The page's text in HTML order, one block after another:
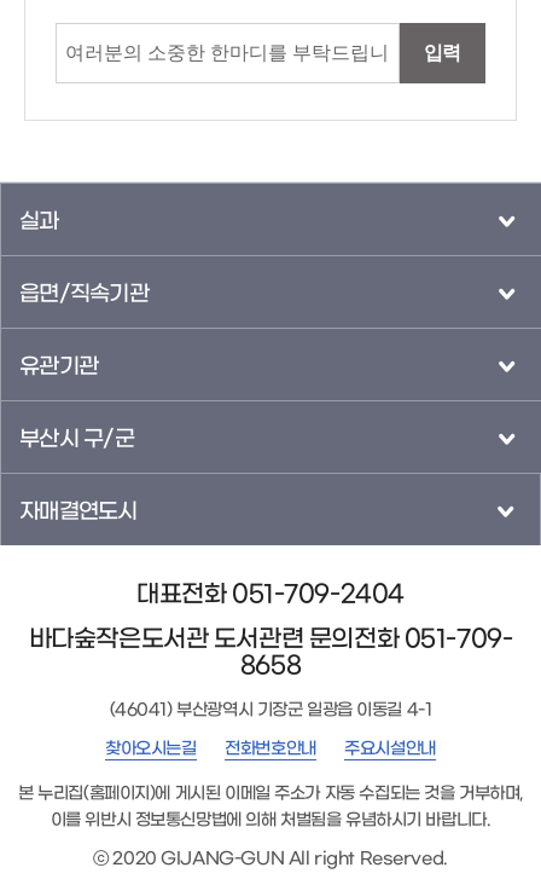
입력
실과
읍면/직속기관
유관기관
부산시 구/군
자매결연도시
대표전화 051-709-2404
바다숲작은도서관 도서관련 문의전화 051-709-
8658
(46041) 부산광역시 기장군 일광읍 이동길 4-1
찾아오시는길
전화번호안내 주요시설안내
본 누리집(홈페이지)에 게시된 이메일 주소가 자동 수집되는 것을 거부하며,
이를 위반시 정보통신망법에 의해 처벌됨을 유념하시기 바랍니다.
ⓒ 2020 GIJANG-GUN All right Reserved.